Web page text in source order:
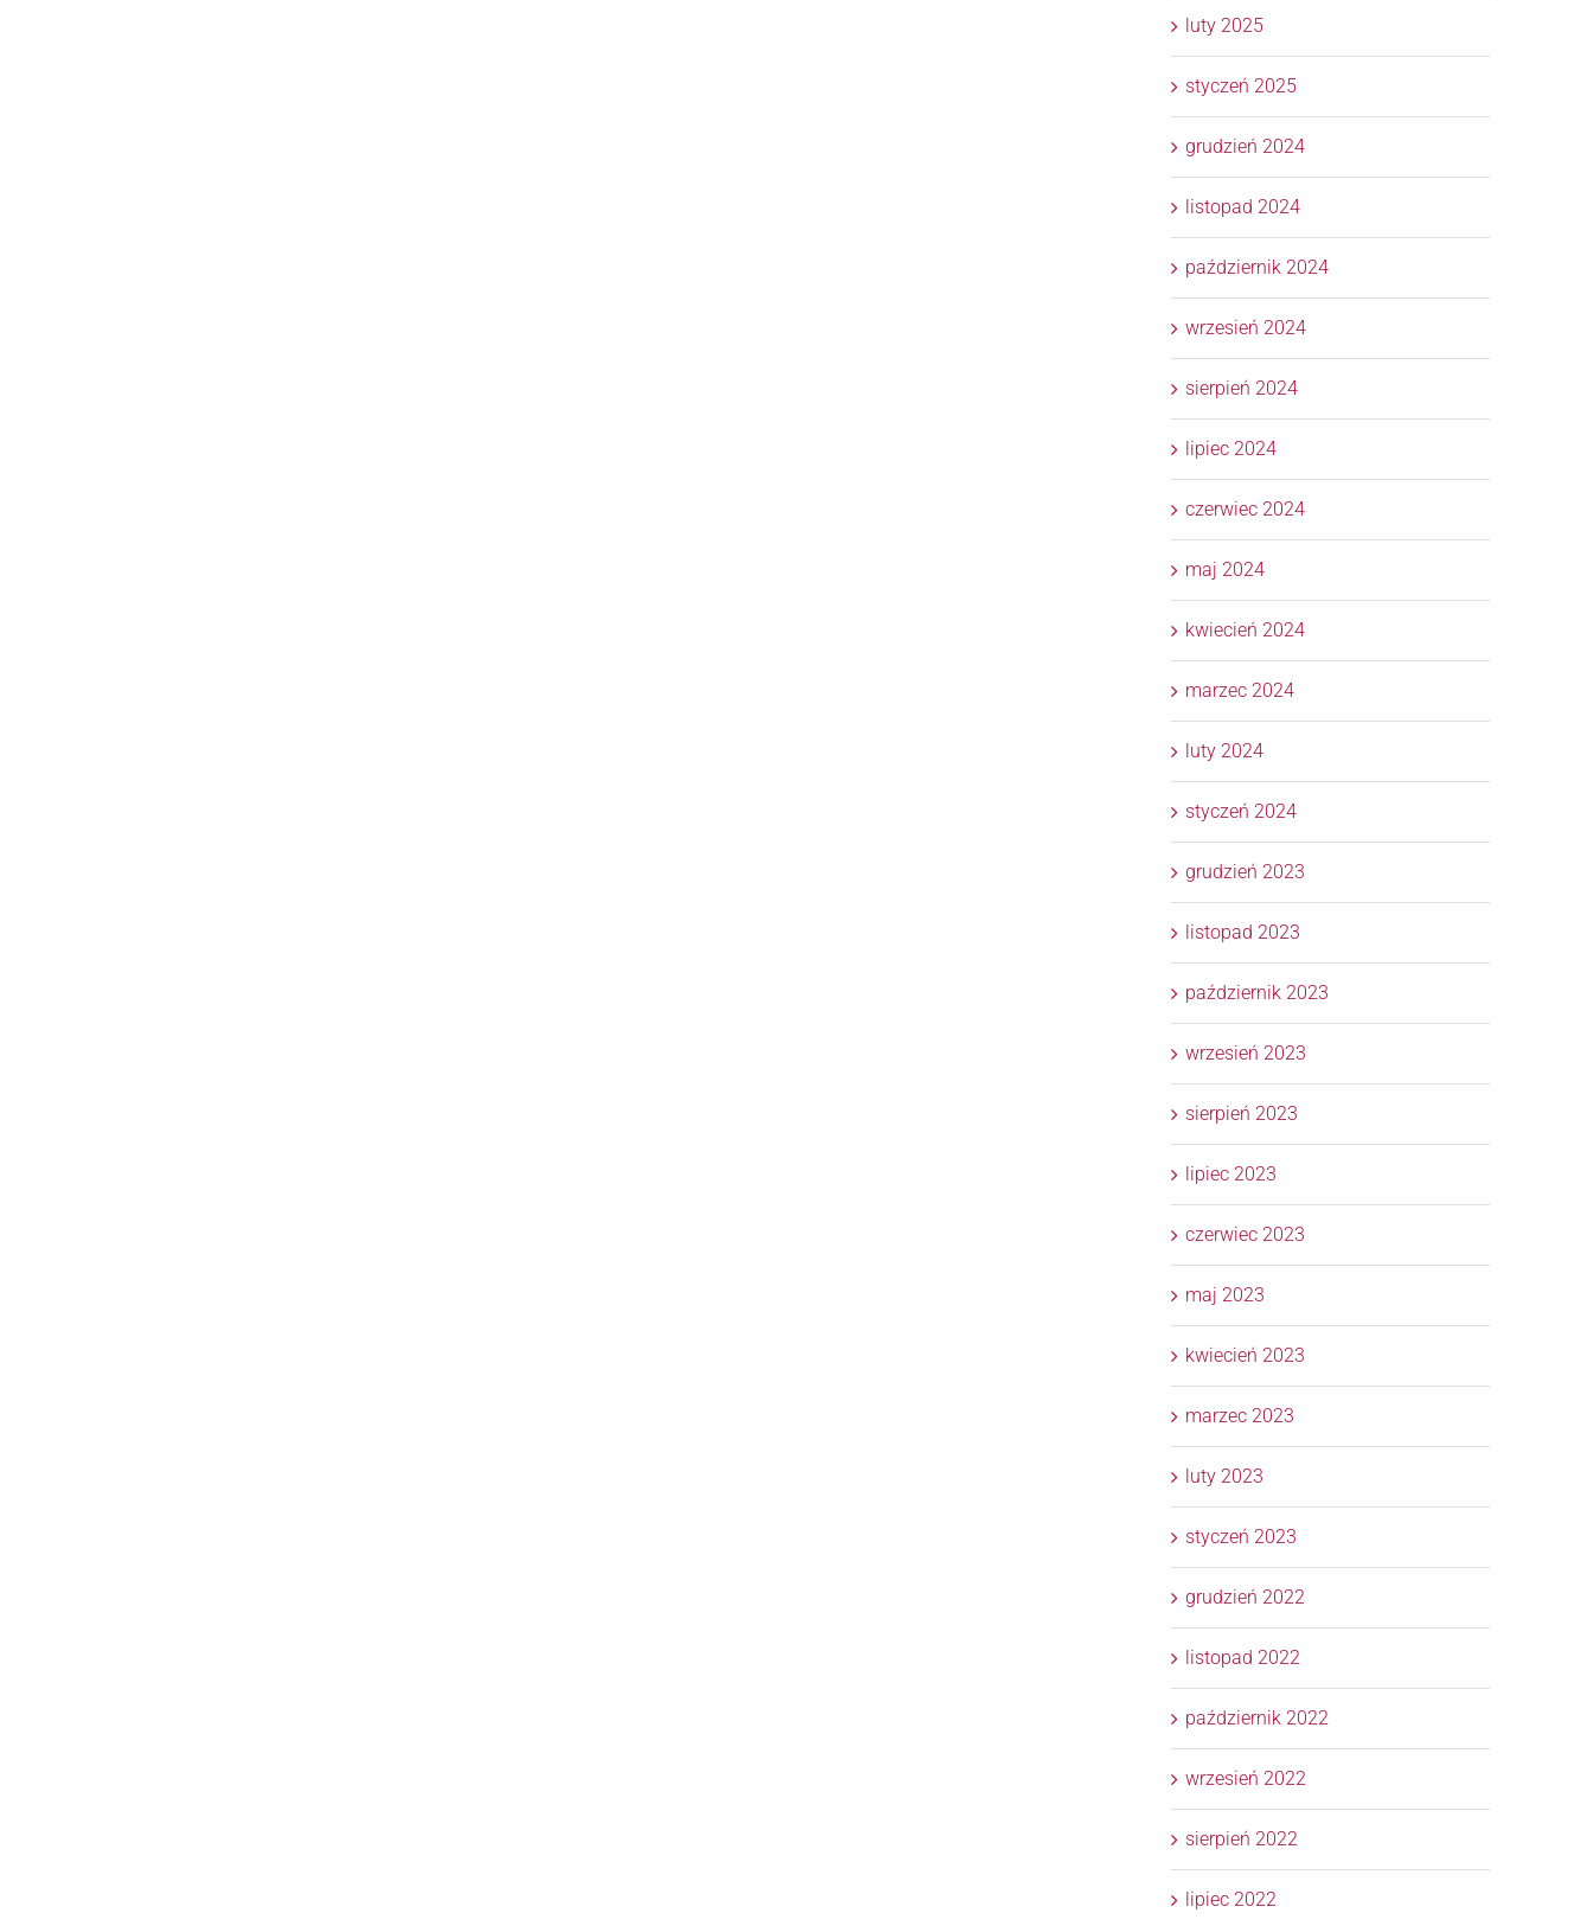
luty 2025
styczeń 2025
grudzień 2024
listopad 2024
październik 2024
wrzesień 2024
sierpień 2024
lipiec 2024
czerwiec 2024
maj 2024
kwiecień 2024
marzec 2024
luty 2024
styczeń 2024
grudzień 2023
listopad 2023
październik 2023
wrzesień 2023
sierpień 2023
lipiec 2023
czerwiec 2023
maj 2023
kwiecień 2023
marzec 2023
luty 2023
styczeń 2023
grudzień 2022
listopad 2022
październik 2022
wrzesień 2022
sierpień 2022
lipiec 2022